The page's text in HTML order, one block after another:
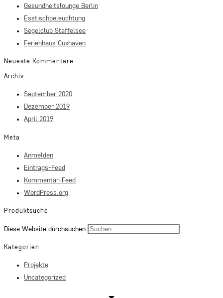
Gesundheitslounge Berlin
Esstischbeleuchtung
Segelclub Staffelsee
Ferienhaus Cuxhaven
Neueste Kommentare
Archiv
September 2020
Dezember 2019
April 2019
Meta
Anmelden
Eintrags-Feed
Kommentar-Feed
WordPress.org
Produktsuche
Diese Website durchsuchen
Kategorien
Projekte
Uncategorized